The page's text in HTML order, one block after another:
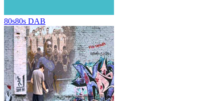
80s80s DAB